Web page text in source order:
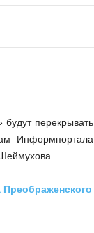
перекрывать
Информпортала